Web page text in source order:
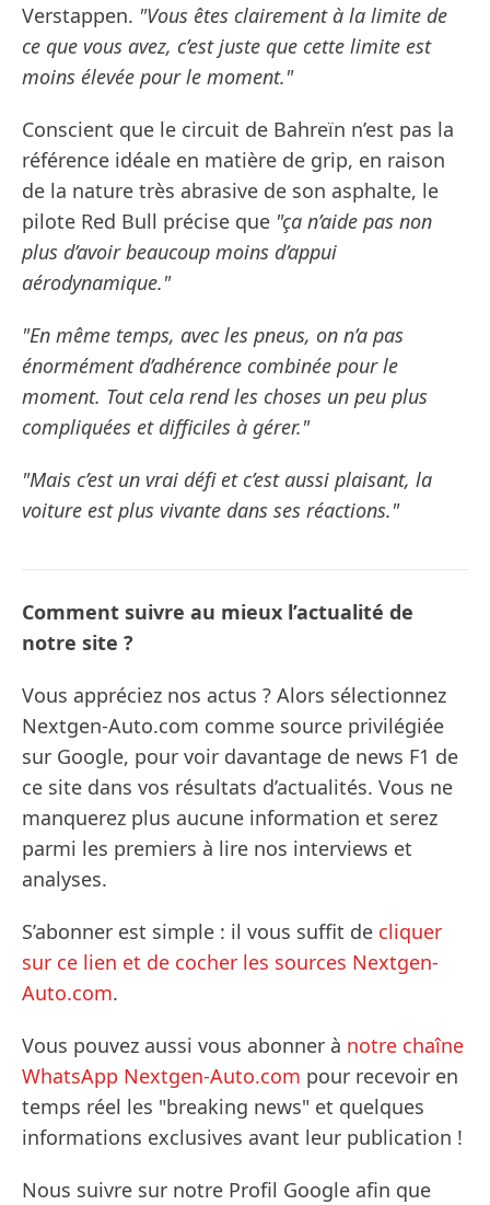
Verstappen. "Vous êtes clairement à la limite de
ce que vous avez, c’est juste que cette limite est
moins élevée pour le moment."
Conscient que le circuit de Bahreïn n’est pas la
référence idéale en matière de grip, en raison
de la nature très abrasive de son asphalte, le
pilote Red Bull précise que "ça n’aide pas non
plus d’avoir beaucoup moins d’appui
aérodynamique."
"En même temps, avec les pneus, on n’a pas
énormément d’adhérence combinée pour le
moment. Tout cela rend les choses un peu plus
compliquées et difficiles à gérer."
"Mais c’est un vrai défi et c’est aussi plaisant, la
voiture est plus vivante dans ses réactions."
Comment suivre au mieux l’actualité de
notre site ?
Vous appréciez nos actus ? Alors sélectionnez
Nextgen-Auto.com comme source privilégiée
sur Google, pour voir davantage de news F1 de
ce site dans vos résultats d’actualités. Vous ne
manquerez plus aucune information et serez
parmi les premiers à lire nos interviews et
analyses.
S’abonner est simple : il vous suffit de cliquer
sur ce lien et de cocher les sources Nextgen-
Auto.com.
Vous pouvez aussi vous abonner à notre chaîne
WhatsApp Nextgen-Auto.com pour recevoir en
temps réel les "breaking news" et quelques
informations exclusives avant leur publication !
Nous suivre sur notre Profil Google afin que